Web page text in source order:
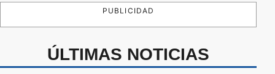
PUBLICIDAD
ÚLTIMAS NOTICIAS